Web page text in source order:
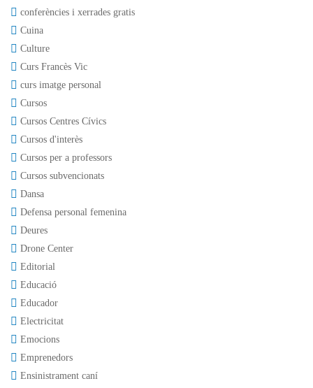
conferències i xerrades gratis
Cuina
Culture
Curs Francès Vic
curs imatge personal
Cursos
Cursos Centres Cívics
Cursos d'interès
Cursos per a professors
Cursos subvencionats
Dansa
Defensa personal femenina
Deures
Drone Center
Editorial
Educació
Educador
Electricitat
Emocions
Emprenedors
Ensinistrament caní